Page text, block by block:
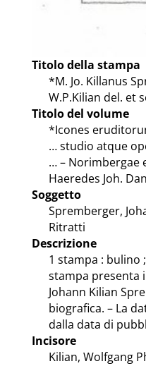
Titolo della stampa
*M. Jo. Killanus
W.P.Kilian del. et
Titolo del volume
*Icones
… studio atque
… – Norimbergae
Haeredes Joh.
Soggetto
Spremberger,
Ritratti
Descrizione
1 stampa : bulino
stampa presenta
Johann Kilian
biografica. – La
dalla data di
Incisore
Kilian, Wolfgang